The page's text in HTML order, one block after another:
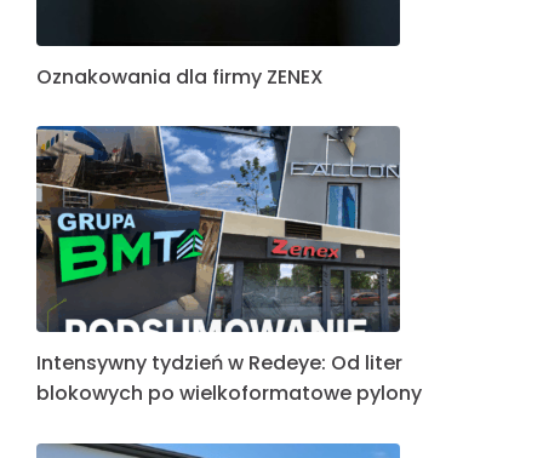
Oznakowania dla firmy ZENEX
Intensywny tydzień w Redeye: Od liter
blokowych po wielkoformatowe pylony